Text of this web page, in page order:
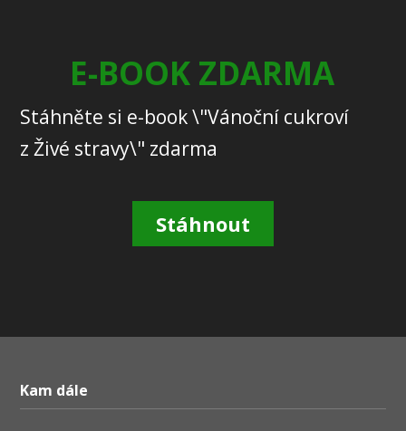
E-BOOK ZDARMA
Stáhněte si e-book \"Vánoční cukroví
z Živé stravy\" zdarma
Stáhnout
Kam dále